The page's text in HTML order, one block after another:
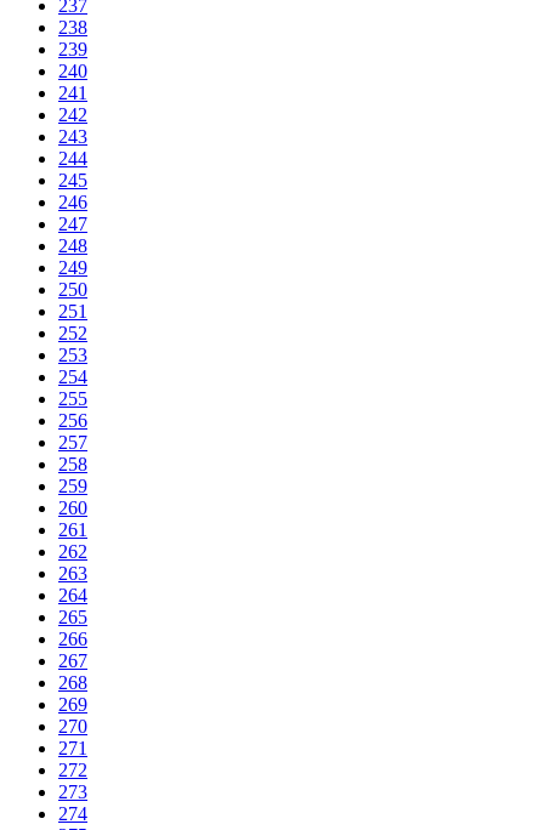
237
238
239
240
241
242
243
244
245
246
247
248
249
250
251
252
253
254
255
256
257
258
259
260
261
262
263
264
265
266
267
268
269
270
271
272
273
274